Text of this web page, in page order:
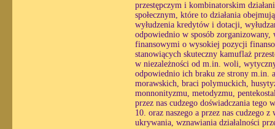
przestępczym i kombinatorskim
społecznym, które to działania
wyłudzenia kredytów i dotacji,
odpowiednio w sposób
finansowymi o wysokiej pozycji
stanowiących skuteczny kamuflaż
w niezależności od m.in. woli,
odpowiednio ich braku ze strony m.in.
morawskich, braci polymuckich,
monnonityzmu, metodyzmu,
przez nas cudzego doświadczania tego
10. oraz naszego a przez nas cudzego
ukrywania, wznawiania działalności